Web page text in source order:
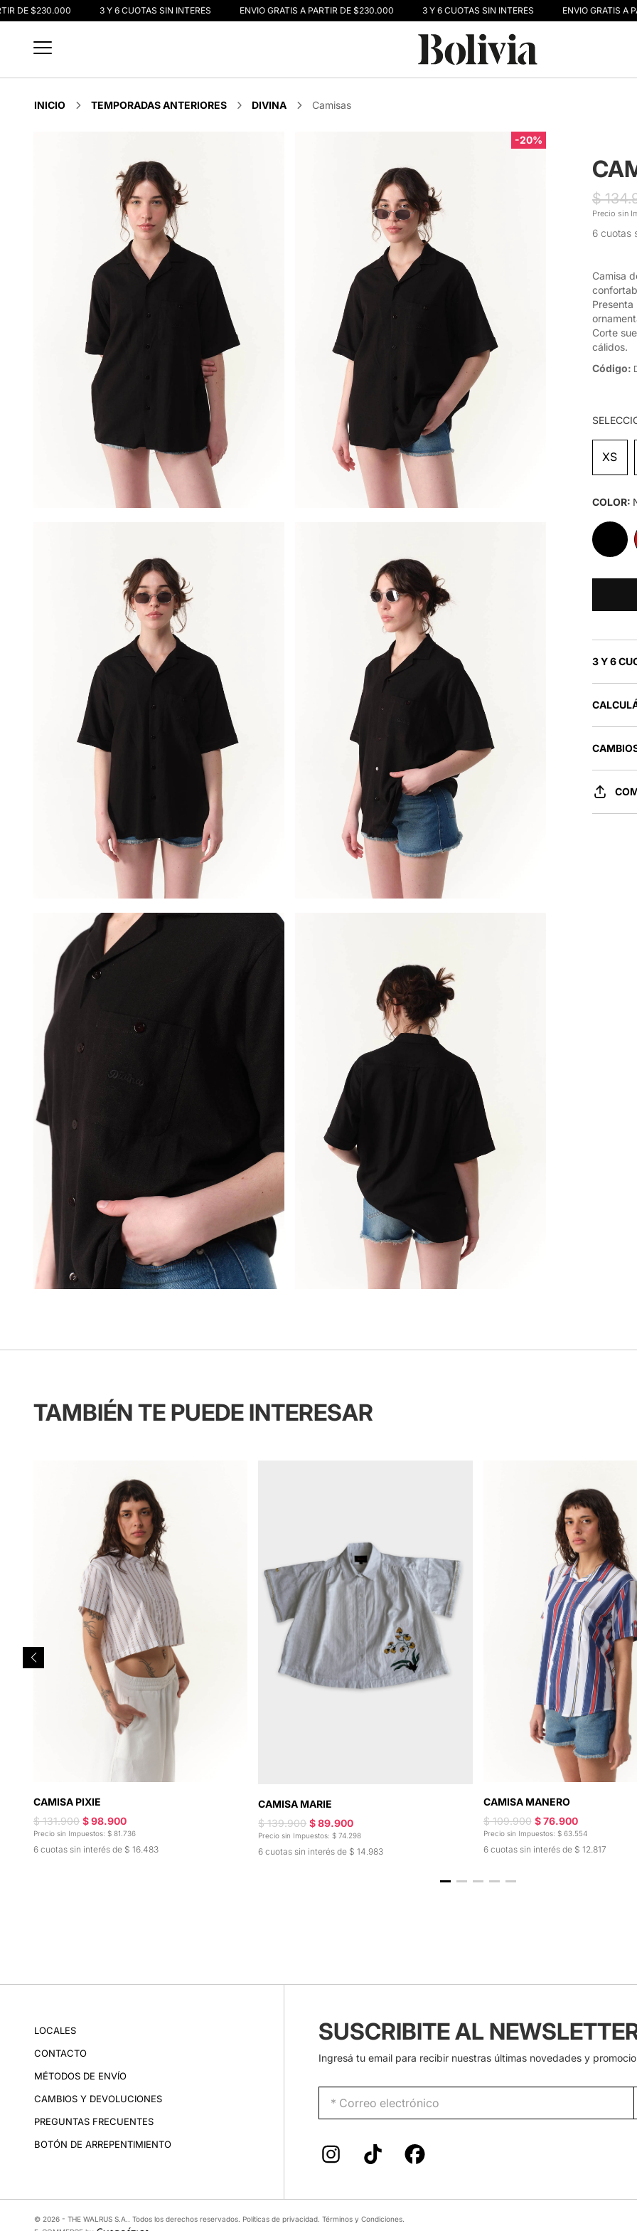
DE $230.000 3 Y 6 CUOTAS SIN INTERÉS ENVIO GRATIS A PARTIR DE $230.000 3 Y 6 CUOTAS SIN INTERÉS ENVIO GRATIS A
INICIO TEMPORADAS ANTERIORES DIVINA Camisas
-20%
$
Precio sin
6 cuotas
Camisa
Corte
cálidos.
Código:
XS
COLOR:
3 Y 6
TAMBIÉN TE PUEDE INTERESAR
CAMISA PIXIE
$ 131.900 $ 98.900
Precio sin Impuestos: $ 81.736
6 cuotas sin interés de $ 16.483
CAMISA MARIE
$ 139.900 $ 89.900
Precio sin Impuestos: $ 74.298
6 cuotas sin interés de $ 14.983
CAMISA MANERO
$ 109.900 $ 76.900
Precio sin Impuestos: $ 63.554
6 cuotas sin interés de $ 12.817
LOCALES
CONTACTO
MÉTODOS DE ENVÍO
CAMBIOS Y DEVOLUCIONES
PREGUNTAS FRECUENTES
BOTÓN DE ARREPENTIMIENTO
SUSCRIBITE AL
Ingresá tu email para recibir nuestras últimas novedades y
© 2026 - THE WALRUS S.A.. Todos los derechos reservados. Políticas de privacidad Términos y Condiciones